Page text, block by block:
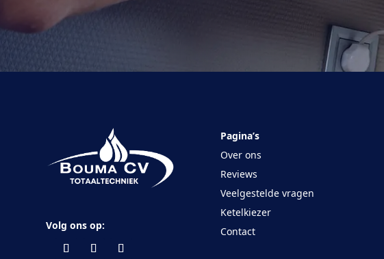
Volg ons op:
Pagina’s
Over ons
Reviews
Veelgestelde vragen
Ketelkiezer
Contact